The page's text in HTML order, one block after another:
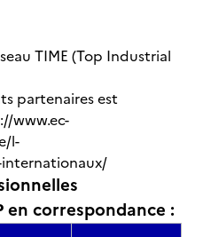
TIME (Top Industrial
partenaires est
www.ec-
l-
en correspondance :